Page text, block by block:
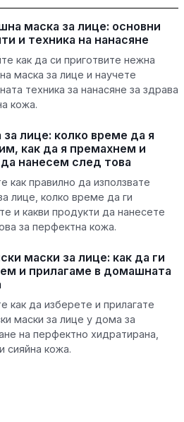
маска за лице: основни
и техника на нанасяне
как да си приготвите нежна
маска за лице и научете
техника за нанасяне за здрава
кожа.
за лице: колко време да я
как да я премахнем и
да нанесем след това
как правилно да използвате
лице, колко време да ги
и какви продукти да нанесете
за перфектна кожа.
маски за лице: как да ги
и прилагаме в домашната
как да изберете и прилагате
маски за лице у дома за
на перфектно хидратирана,
сияйна кожа.